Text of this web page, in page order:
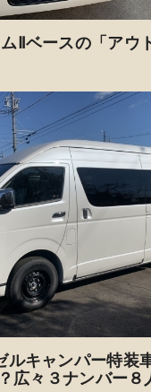
Ⅱベースの「アウ
ルキャンパー特装
広々３ナンバー８